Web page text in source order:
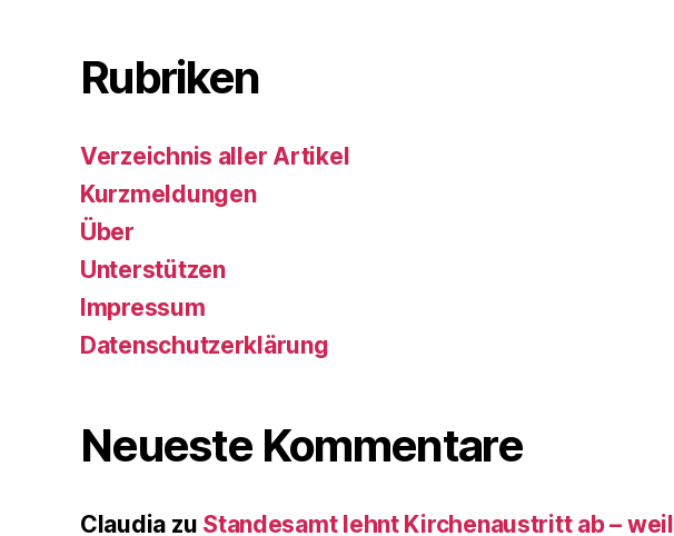
Rubriken
Verzeichnis aller Artikel
Kurzmeldungen
Über
Unterstützen
Impressum
Datenschutzerklärung
Neueste Kommentare
Claudia zu Standesamt lehnt Kirchenaustritt ab – weil